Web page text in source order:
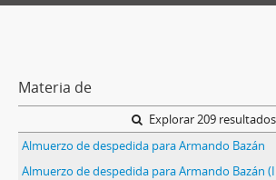
Materia de
Explorar 209 resultados
Almuerzo de despedida para Armando Bazán
Almuerzo de despedida para Armando Bazán